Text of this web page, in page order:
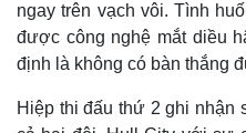
ngay trên vạch vôi. Tình
được công nghệ mắt diều
định là không có bàn thắng
Hiệp thi đấu thứ 2 ghi nhận